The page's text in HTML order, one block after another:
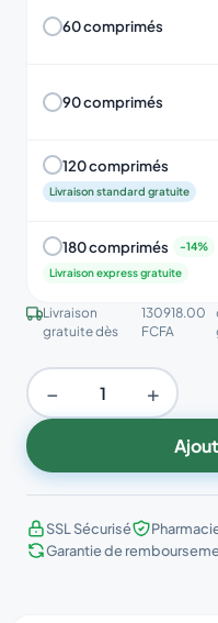
60 comprimés
90 comprimés
120 comprimés
Livraison standard gratuite
180 comprimés
Livraison express gratuite
Livraison
gratuite dès
130918.00
FCFA
− +
SSL Sécurisé
Garantie de